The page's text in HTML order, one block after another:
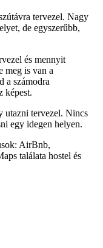
tervezel. Nagy
de egyszerűbb,
és mennyit
meg is van a
a számodra
képest.
utazni tervezel. Nincs
egy idegen helyen.
AirBnb,
találata hostel és